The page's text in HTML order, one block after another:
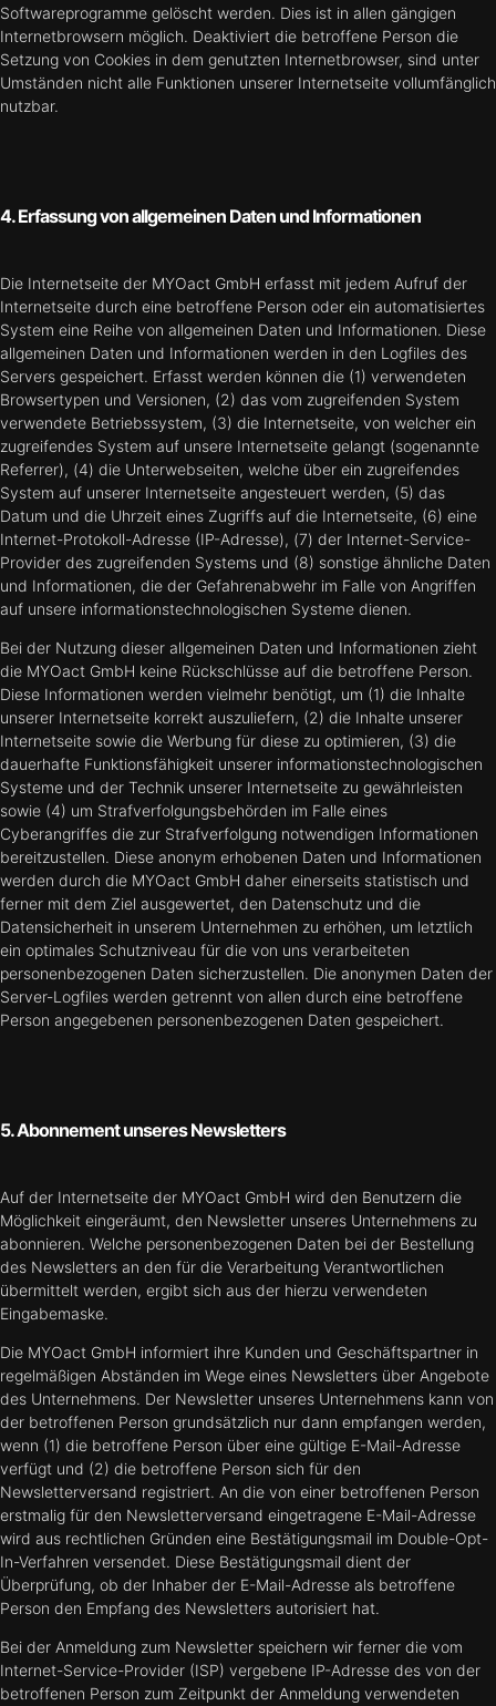
Softwareprogramme gelöscht werden. Dies ist in allen gängigen
Internetbrowsern möglich. Deaktiviert die betroffene Person die
Setzung von Cookies in dem genutzten Internetbrowser, sind unter
Umständen nicht alle Funktionen unserer Internetseite vollumfänglich
nutzbar.
4. Erfassung von allgemeinen Daten und Informationen
Die Internetseite der MYOact GmbH erfasst mit jedem Aufruf der
Internetseite durch eine betroffene Person oder ein automatisiertes
System eine Reihe von allgemeinen Daten und Informationen. Diese
allgemeinen Daten und Informationen werden in den Logfiles des
Servers gespeichert. Erfasst werden können die (1) verwendeten
Browsertypen und Versionen, (2) das vom zugreifenden System
verwendete Betriebssystem, (3) die Internetseite, von welcher ein
zugreifendes System auf unsere Internetseite gelangt (sogenannte
Referrer), (4) die Unterwebseiten, welche über ein zugreifendes
System auf unserer Internetseite angesteuert werden, (5) das
Datum und die Uhrzeit eines Zugriffs auf die Internetseite, (6) eine
Internet-Protokoll-Adresse (IP-Adresse), (7) der Internet-Service-
Provider des zugreifenden Systems und (8) sonstige ähnliche Daten
und Informationen, die der Gefahrenabwehr im Falle von Angriffen
auf unsere informationstechnologischen Systeme dienen.
Bei der Nutzung dieser allgemeinen Daten und Informationen zieht
die MYOact GmbH keine Rückschlüsse auf die betroffene Person.
Diese Informationen werden vielmehr benötigt, um (1) die Inhalte
unserer Internetseite korrekt auszuliefern, (2) die Inhalte unserer
Internetseite sowie die Werbung für diese zu optimieren, (3) die
dauerhafte Funktionsfähigkeit unserer informationstechnologischen
Systeme und der Technik unserer Internetseite zu gewährleisten
sowie (4) um Strafverfolgungsbehörden im Falle eines
Cyberangriffes die zur Strafverfolgung notwendigen Informationen
bereitzustellen. Diese anonym erhobenen Daten und Informationen
werden durch die MYOact GmbH daher einerseits statistisch und
ferner mit dem Ziel ausgewertet, den Datenschutz und die
Datensicherheit in unserem Unternehmen zu erhöhen, um letztlich
ein optimales Schutzniveau für die von uns verarbeiteten
personenbezogenen Daten sicherzustellen. Die anonymen Daten der
Server-Logfiles werden getrennt von allen durch eine betroffene
Person angegebenen personenbezogenen Daten gespeichert.
5. Abonnement unseres Newsletters
Auf der Internetseite der MYOact GmbH wird den Benutzern die
Möglichkeit eingeräumt, den Newsletter unseres Unternehmens zu
abonnieren. Welche personenbezogenen Daten bei der Bestellung
des Newsletters an den für die Verarbeitung Verantwortlichen
übermittelt werden, ergibt sich aus der hierzu verwendeten
Eingabemaske.
Die MYOact GmbH informiert ihre Kunden und Geschäftspartner in
regelmäßigen Abständen im Wege eines Newsletters über Angebote
des Unternehmens. Der Newsletter unseres Unternehmens kann von
der betroffenen Person grundsätzlich nur dann empfangen werden,
wenn (1) die betroffene Person über eine gültige E-Mail-Adresse
verfügt und (2) die betroffene Person sich für den
Newsletterversand registriert. An die von einer betroffenen Person
erstmalig für den Newsletterversand eingetragene E-Mail-Adresse
wird aus rechtlichen Gründen eine Bestätigungsmail im Double-Opt-
In-Verfahren versendet. Diese Bestätigungsmail dient der
Überprüfung, ob der Inhaber der E-Mail-Adresse als betroffene
Person den Empfang des Newsletters autorisiert hat.
Bei der Anmeldung zum Newsletter speichern wir ferner die vom
Internet-Service-Provider (ISP) vergebene IP-Adresse des von der
betroffenen Person zum Zeitpunkt der Anmeldung verwendeten